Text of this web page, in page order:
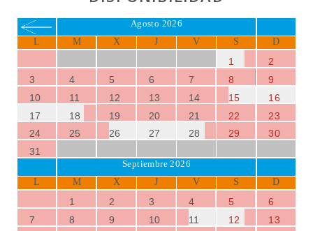
solo 11 km, famosa por su arena fina y aguas cristalinas.
La zona está repleta de encantadoras playas y calas
Cala Domingos
Cala
Murada, donde podrás seguir disfrutando del increíble
clima deMallorca.
Agosto 2026
L M X J V S D
1
2
3
4 5 6 7 8
9
10
11 12 13 14 15
16
17
18 19 20 21 22
23
24
25 26 27 28 29
30
31
Septiembre 2026
L M X J V S D
1 2 3 4 5
6
7
8 9 10 11 12
13